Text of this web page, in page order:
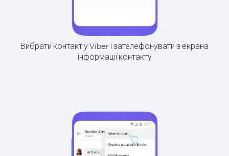
Вибрати контакт у Viber і зателефонувати з екрана
інформації контакту